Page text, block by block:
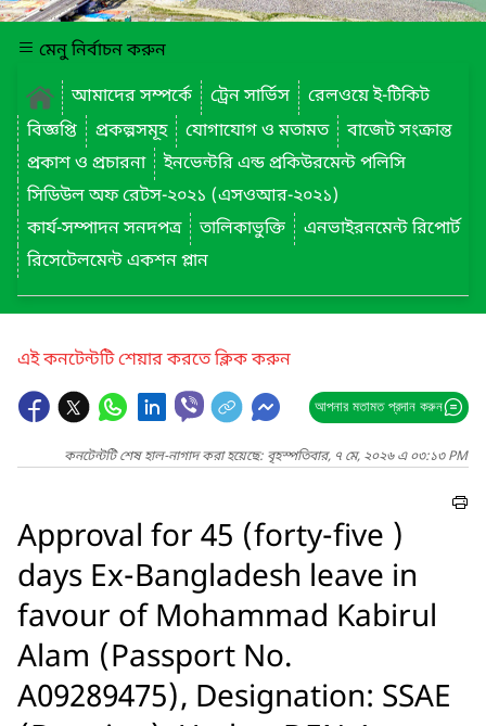
মেনু নির্বাচন করুন
আমাদের সম্পর্কে
ট্রেন সার্ভিস
রেলওয়ে ই-টিকিট
বিজ্ঞপ্তি
প্রকল্পসমূহ যোগাযোগ ও মতামত
বাজেট সংক্রান্ত
প্রকাশ ও প্রচারনা
ইনভেন্টরি এন্ড প্রকিউরমেন্ট পলিসি
সিডিউল অফ রেটস-২০২১ (এসওআর-২০২১)
কার্য-সম্পাদন সনদপত্র
তালিকাভুক্তি
এনভাইরনমেন্ট রিপোর্ট
রিসেটেলমেন্ট একশন প্লান
এই কনটেন্টটি শেয়ার করতে ক্লিক করুন
আপনার মতামত প্রদান করুন
কনটেন্টটি শেষ হাল-নাগাদ করা হয়েছে: বৃহস্পতিবার, ৭ মে, ২০২৬ এ ০৩:১৩ PM
Approval for 45 (forty-five )
days Ex-Bangladesh leave in
favour of Mohammad Kabirul
Alam (Passport No.
A09289475), Designation: SSAE